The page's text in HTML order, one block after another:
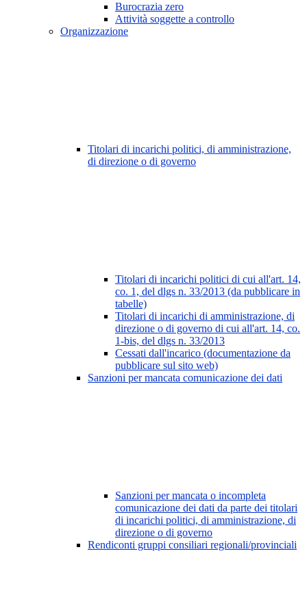
Burocrazia zero
Attività soggette a controllo
Organizzazione
Titolari di incarichi politici, di amministrazione,
di direzione o di governo
Titolari di incarichi politici di cui all'art. 14,
co. 1, del dlgs n. 33/2013 (da pubblicare in
tabelle)
Titolari di incarichi di amministrazione, di
direzione o di governo di cui all'art. 14, co.
1-bis, del dlgs n. 33/2013
Cessati dall'incarico (documentazione da
pubblicare sul sito web)
Sanzioni per mancata comunicazione dei dati
Sanzioni per mancata o incompleta
comunicazione dei dati da parte dei titolari
di incarichi politici, di amministrazione, di
direzione o di governo
Rendiconti gruppi consiliari regionali/provinciali